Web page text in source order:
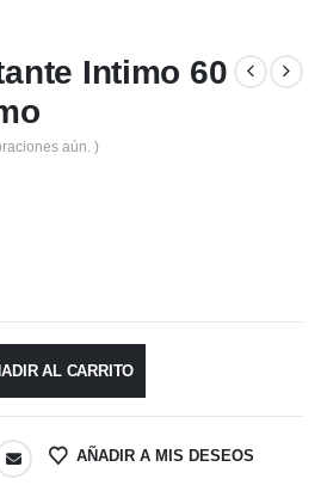
Intimo 60
aún. )
AL CARRITO
AÑADIR A MIS DESEOS